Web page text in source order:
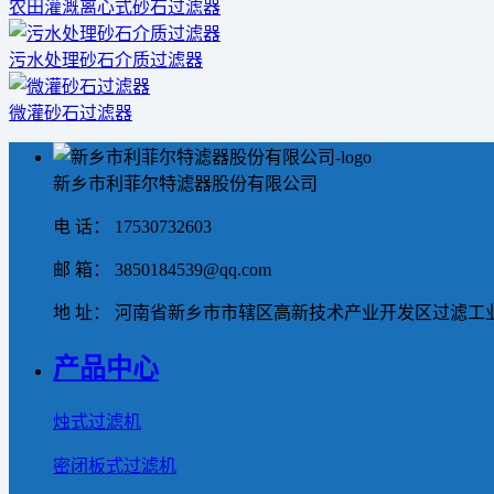
农田灌溉离心式砂石过滤器
污水处理砂石介质过滤器
微灌砂石过滤器
新乡市利菲尔特滤器股份有限公司
电 话： 17530732603
邮 箱： 3850184539@qq.com
地 址： 河南省新乡市市辖区高新技术产业开发区过滤工
产品中心
烛式过滤机
密闭板式过滤机